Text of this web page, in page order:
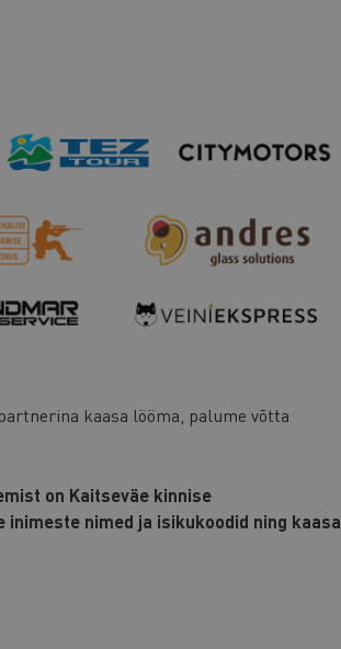
kaasa lööma, palume võtta
on Kaitseväe kinnise
nimed ja isikukoodid ning kaasa